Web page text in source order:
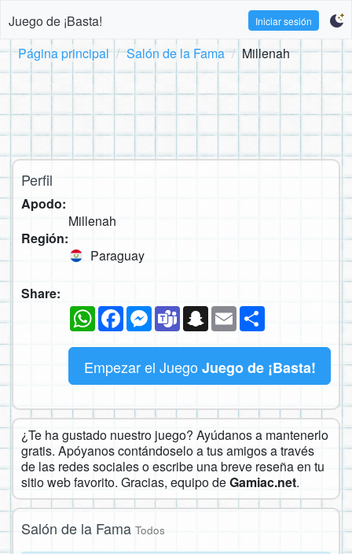
Juego de ¡Basta! Iniciar sesión
Página principal Salón de la Fama Millenah
Perfil
Apodo:
Millenah
Región:
Paraguay
Share:
WhatsAppFacebookMessenger
TeamsSnapchat
Email
Empezar el Juego Juego de ¡Basta!
¿Te ha gustado nuestro juego? Ayúdanos a mantenerlo
gratis. Apóyanos contándoselo a tus amigos a través
de las redes sociales o escribe una breve reseña en tu
sitio web favorito. Gracias, equipo deGamiac.net.
Salón de la Fama Todos